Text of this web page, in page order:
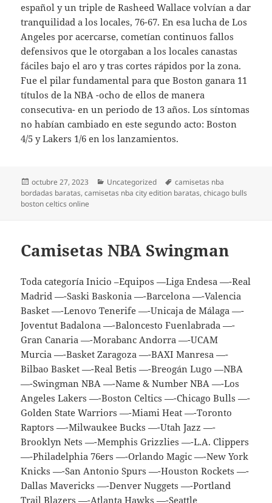
español y un triple de Rasheed Wallace volvían a dar
tranquilidad a los locales, 76-67. En esa lucha de Los
Angeles por acercarse, cometían continuos fallos
defensivos que le otorgaban a los locales canastas
fáciles bajo el aro y tras cortes rápidos por la zona.
Fue el pilar fundamental para que Boston ganara 11
títulos de la NBA -ocho de ellos de manera
consecutiva- en un periodo de 13 años. Los síntomas
no habían cambiado en este segundo acto: Boston
4/5 y Lakers 1/6 en los lanzamientos.
Publicado
el
octubre 27, 2023 Categorías
Uncategorized Etiquetas
camisetas nba
bordadas baratas,camisetas nba city edition baratas,chicago bulls
boston celtics online
Camisetas NBA Swingman
Toda categoría Inicio –Equipos —Liga Endesa —-Real
Madrid —-Saski Baskonia —-Barcelona —-Valencia
Basket —-Lenovo Tenerife —-Unicaja de Málaga —-
Joventut Badalona —-Baloncesto Fuenlabrada —-
Gran Canaria —-Morabanc Andorra —-UCAM
Murcia —-Basket Zaragoza —-BAXI Manresa —-
Bilbao Basket —-Real Betis —-Breogán Lugo —NBA
—-Swingman NBA —-Name & Number NBA —-Los
Angeles Lakers —-Boston Celtics —-Chicago Bulls —-
Golden State Warriors —-Miami Heat —-Toronto
Raptors —-Milwaukee Bucks —-Utah Jazz —-
Brooklyn Nets —-Memphis Grizzlies —-L.A. Clippers
—-Philadelphia 76ers —-Orlando Magic —-New York
Knicks —-San Antonio Spurs —-Houston Rockets —-
Dallas Mavericks —-Denver Nuggets —-Portland
Trail Blazers —-Atlanta Hawks —-Seattle